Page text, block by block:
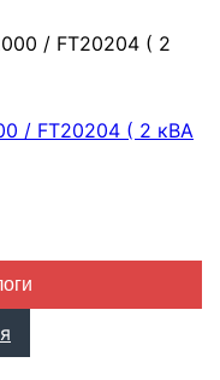
/ FT20204 ( 2 кВА